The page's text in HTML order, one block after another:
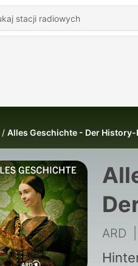
Alles Geschichte - Der
ARD